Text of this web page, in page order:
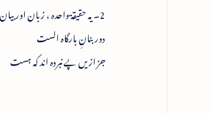
2۔ یہ حقیقۃ واحدہ ، زبان اور بیان ، تحریر اور تقریر کی گرفت سے باہر ہے۔ ہم اسے بذریعہ الفاظ، بیان نہیں کر سکتے۔ بقول نظامی:
دوربنانِ بارگاہ الست
جز ازیں پے نبردہ اند کہ ہست